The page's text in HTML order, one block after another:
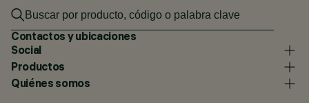
Contactos y ubicaciones
Social
Productos
Quiénes somos